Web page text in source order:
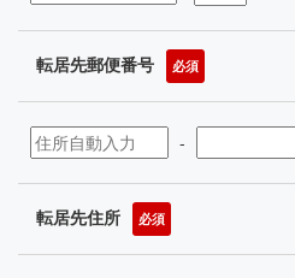
転居先郵便番号 必須
-
転居先住所 必須